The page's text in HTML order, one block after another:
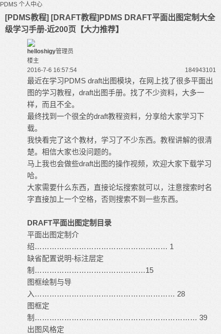
PDMS 个人中心
[PDMS教程] [DRAFT教程]PDMS DRAFT平面出图定制大全
级学习手册-近200页【大力推荐】
helloshigy管理员
楼主
2016-7-6 16:57:54
184943101
最近在学习PDMS draft出图模块，在网上找了很多平面出
图的学习教程，draft出图手册。找了不少资料，大多一
样，而且不全。
最终找到一个很全的draft教程资料，分享给大家学习下
载。
我快看完了这个教材，学习了不少东西。教程讲解的很清
楚。相信大家也没问题的。
马上我也会做些draft出图的操作视频，欢迎大家下载学习
哈。
大家需要什么东西，直接论坛搜索就可以，注意搜索时名
字直接加上一个空格，否则搜索不到一些东西。
DRAFT平面出图定制目录
平面出图定制介
绍……………………………………………… 1
缺省配置说明-标注层定
制………………………………………15
图框绘制与导
入………………………………………………… 28
图框定
制………………………………………………………… 39
出图风格定